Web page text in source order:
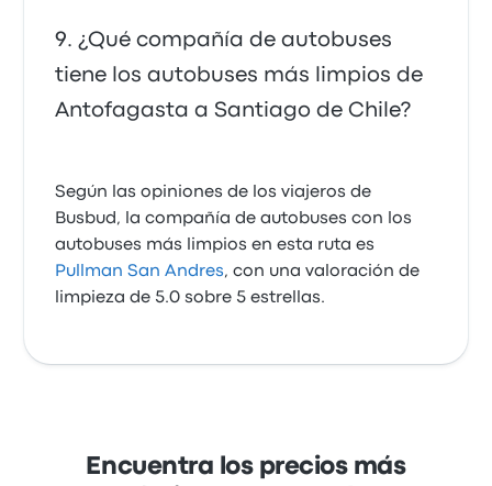
¿Qué compañía de autobuses
tiene los autobuses más limpios de
Antofagasta a Santiago de Chile?
Según las opiniones de los viajeros de
Busbud, la compañía de autobuses con los
autobuses más limpios en esta ruta es
Pullman San Andres, con una valoración de
limpieza de 5.0 sobre 5 estrellas.
Encuentra los precios más